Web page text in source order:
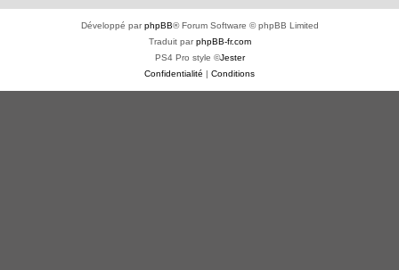
Développé parphpBB® Forum Software © phpBB Limited
Traduit parphpBB-fr.com
PS4 Pro style ©Jester
Confidentialité | Conditions